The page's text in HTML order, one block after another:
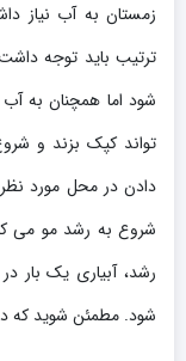
زمستان به آب نیاز
ترتیب باید توجه
شود اما همچنان به
تواند کپک بزند و
دادن در محل مورد نظر
شروع به رشد مو می
شود. مطمئن شوید که